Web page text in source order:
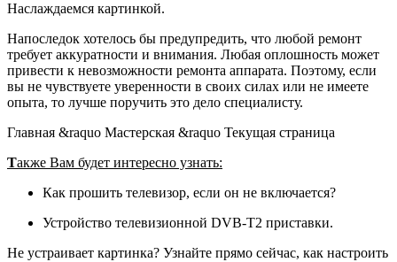
Наслаждаемся картинкой.
Напоследок хотелось бы предупредить, что любой ремонт
требует аккуратности и внимания. Любая оплошность может
привести к невозможности ремонта аппарата. Поэтому, если
вы не чувствуете уверенности в своих силах или не имеете
опыта, то лучше поручить это дело специалисту.
Главная &raquo Мастерская &raquo Текущая страница
Также Вам будет интересно узнать:
Как прошить телевизор, если он не включается?
Устройство телевизионной DVB-T2 приставки.
Не устраивает картинка? Узнайте прямо сейчас, как настроить